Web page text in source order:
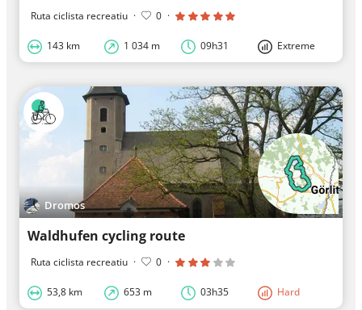
Ruta ciclista recreatiu · 0 ·
143 km 1 034 m 09h31 Extreme
Dromos
Waldhufen cycling route
Ruta ciclista recreatiu · 0 ·
53,8 km 653 m 03h35 Hard